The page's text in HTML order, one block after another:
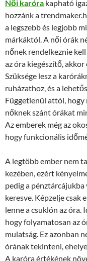
Női karóra kapható
hozzánk a
a legszebb és legjobb
márkáktól. A női órák
nőnek rendelkeznie
az óra kiegészítő,
Szüksége lesz a
ruházathoz, és a
Függetlenül attól, hogy
nőknek szánt órákat
Az emberek még az
hogy funkcionális
A legtöbb ember nem
kezében, ezért
pedig a
keresve. Képzelje csak
lenne a csuklón az óra.
hogy folyamatosan az
mulatság. Ez azonban
órának tekinteni,
A karóra értékének